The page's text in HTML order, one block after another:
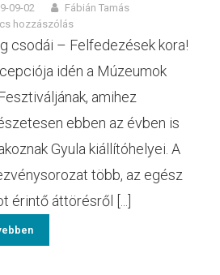
09-02
Fábián Tamás
hozzászólás
csodái – Felfedezések kora!
idén a Múzeumok
amihez
ebben az évben is
Gyula kiállítóhelyei. A
több, az egész
érintő áttörésről [...]